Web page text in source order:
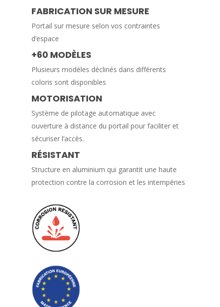
FABRICATION SUR MESURE
Portail sur mesure selon vos contraintes
d’espace
+60 MODÈLES
Plusieurs modèles déclinés dans différents
coloris sont disponibles
MOTORISATION
Système de pilotage automatique avec
ouverture à distance du portail pour faciliter et
sécuriser l’accès.
RÉSISTANT
Structure en aluminium qui garantit une haute
protection contre la corrosion et les intempéries